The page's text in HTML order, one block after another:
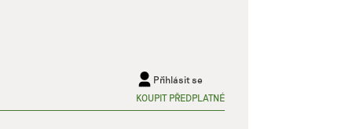
Přihlásit se
KOUPIT PŘEDPLATNÉ